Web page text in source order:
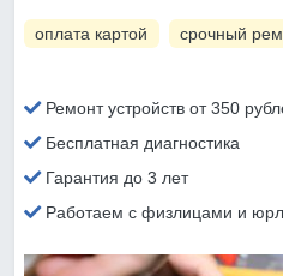
оплата картой срочный
Ремонт устройств от 350
Бесплатная диагностика
Гарантия до 3 лет
Работаем с физлицами и